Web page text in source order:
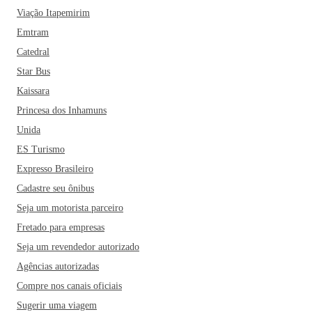
de Maria e a República Bar. Dentre os restaurantes mais
famosos da cidade estão ainda a Oficina de Pizza Altaville, a
Sociedade do Hambúrguer e o Restaurante Lugano.
Viação Itapemirim
Emtram
Catedral
Star Bus
Kaissara
Princesa dos Inhamuns
Unida
ES Turismo
Expresso Brasileiro
Cadastre seu ônibus
Seja um motorista parceiro
Fretado para empresas
Seja um revendedor autorizado
Agências autorizadas
Compre nos canais oficiais
Sugerir uma viagem